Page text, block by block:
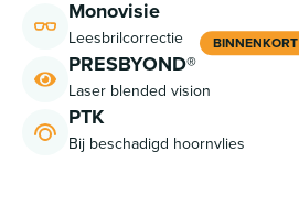
Monovisie
Leesbrilcorrectie
PRESBYOND®
Laser blended vision
BINNENKORT
PTK
Bij beschadigd hoornvlies